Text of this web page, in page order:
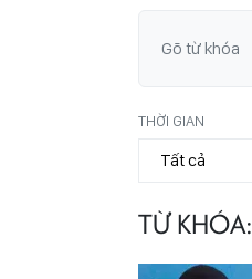
THỜI GIAN
TỪ KHÓA: